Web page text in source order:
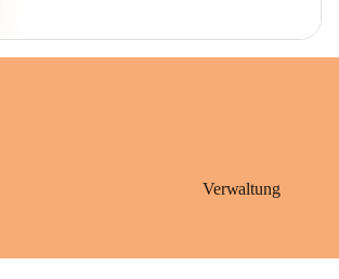
Verwaltung